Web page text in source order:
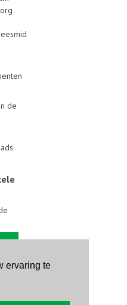
ervaring te
de
media